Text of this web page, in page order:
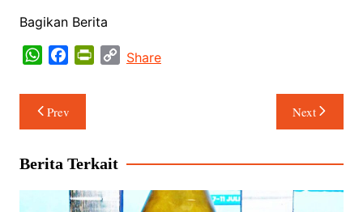
Bagikan Berita
W
a
t
s
p
p
c
e
b
o
k
r
i
C
k
Share
Navigasi
pos
Prev Next
Berita Terkait